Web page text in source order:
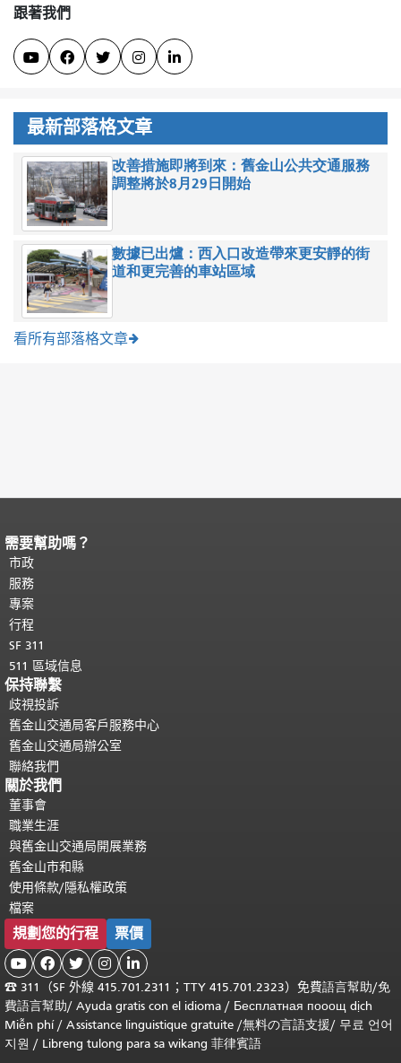
跟著我們
    
最新部落格文章
改善措施即將到來：舊金山公共交通服務
調整將於8月29日開始
數據已出爐：西入口改造帶來更安靜的街
道和更完善的車站區域
看所有部落格文章
頁面內容結束。
都會重複顯示。
需要幫助嗎？
市政
服務
專案
行程
SF 311
511 區域信息
保持聯繫
歧視投訴
舊金山交通局客戶服務中心
舊金山交通局辦公室
聯絡我們
關於我們
董事會
職業生涯
與舊金山交通局開展業務
舊金山市和縣
使用條款/隱私權政策
檔案
規劃您的行程 票價
    
☎ 311（SF 外線 415.701.2311；TTY 415.701.2323）免費語言幫助/免
費語言幫助/ Ayuda gratis con el idioma / Бесплатная пооощ dịch
Miễn phí/ Assistance linguistique gratuite /無料の言語支援/ 무료 언어
지원 / Libreng tulong para sa wikang 菲律賓語